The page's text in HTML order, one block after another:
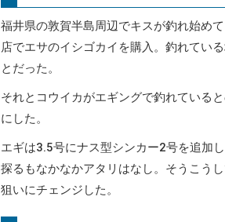
福井県の敦賀半島周辺でキスが釣れ始め
店でエサのイシゴカイを購入。釣れてい
とだった。
それとコウイカがエギングで釣れている
にした。
エギは3.5号にナス型シンカー2号を追加
探るもなかなかアタリはなし。そうこう
狙いにチェンジした。